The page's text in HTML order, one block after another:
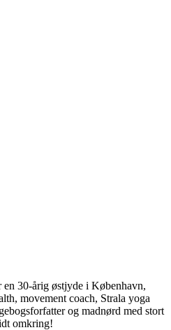
30-årig østjyde i København,
movement coach, Strala yoga
og madnørd med stort
omkring!